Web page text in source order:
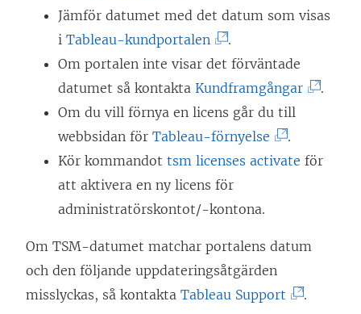
Jämför datumet med det datum som visas
i Tableau-kundportalen
L
ä
n
k
e
n
ö
p
n
a
.
Om portalen inte visar det förväntade
datumet så kontakta Kundframgångar(
n
ö
p
.
Om du vill förnya en licens går du till
webbsidan för Tableau-förnyelse
L
e
n
ö
.
Kör kommandot tsm licenses activate för
att aktivera en ny licens för
administratörskontot/-kontona.
Om TSM-datumet matchar portalens datum
och den följande uppdateringsåtgärden
misslyckas, så kontakta Tableau Support .